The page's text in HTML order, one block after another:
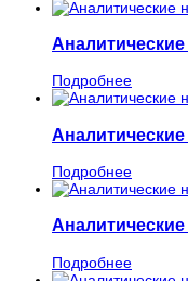
Подробнее
Подробнее
Подробнее